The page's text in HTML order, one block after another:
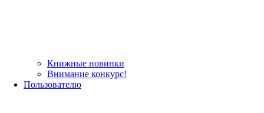
Книжные новинки
Внимание конкурс!
Пользователю